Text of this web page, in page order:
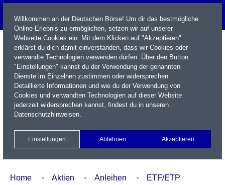
Name / WKN / ISIN / Kürzel
Xetra Realtime
Watchlist Portfolio Login
Home Aktien Anleihen
ETF/ETP
Willkommen an der Deutschen Börse! Um dir das bestmögliche
Online-Erlebnis zu ermöglichen, setzen wir auf unserer
Webseite Cookies ein. Mit dem Klicken auf "Akzeptieren"
erklärst du dich damit einverstanden, dass wir Cookies oder
verwandte Technologien verwenden dürfen. Über den Button
"Einstellungen" kannst du der Verwendung der genannten
Dienste im Einzelnen zustimmen oder widersprechen.
Detaillierte Informationen und wie du der Verwendung von
Cookies und verwandten Technologien auf dieser Website
jederzeit widersprechen kannst, findest du in unseren
Datenschutzhinweisen.
Einstellungen Ablehnen Akzeptieren